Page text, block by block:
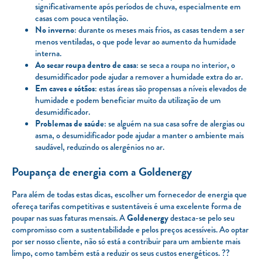
significativamente após períodos de chuva, especialmente em
casas com pouca ventilação.
No inverno: durante os meses mais frios, as casas tendem a ser
menos ventiladas, o que pode levar ao aumento da humidade
interna.
Ao secar roupa dentro de casa: se seca a roupa no interior, o
desumidificador pode ajudar a remover a humidade extra do ar.
Em caves e sótãos: estas áreas são propensas a níveis elevados de
humidade e podem beneficiar muito da utilização de um
desumidificador.
Problemas de saúde: se alguém na sua casa sofre de alergias ou
asma, o desumidificador pode ajudar a manter o ambiente mais
saudável, reduzindo os alergénios no ar.
Poupança de energia com a Goldenergy
Para além de todas estas dicas, escolher um fornecedor de energia que
ofereça tarifas competitivas e sustentáveis é uma excelente forma de
poupar nas suas faturas mensais. AGoldenergydestaca-se pelo seu
compromisso com a sustentabilidade e pelos preços acessíveis. Ao optar
por ser nosso cliente, não só está a contribuir para um ambiente mais
limpo, como também está a reduzir os seus custos energéticos. ??